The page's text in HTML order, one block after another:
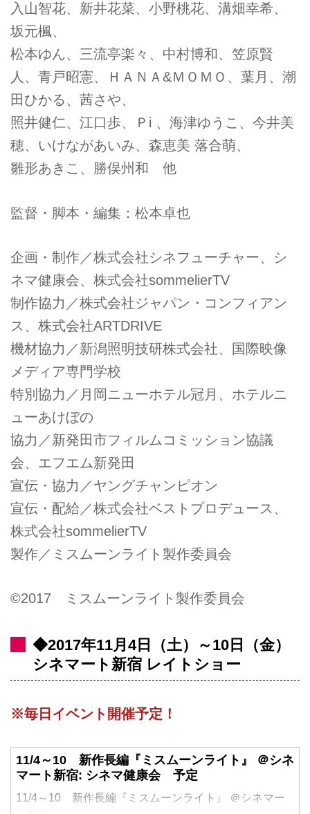
入山智花、新井花菜、小野桃花、溝畑幸希、
坂元楓、
松本ゆん、三流亭楽々、中村博和、笠原賢
人、青戸昭憲、ＨＡＮＡ&ＭＯＭＯ、葉月、潮
田ひかる、茜さや、
照井健仁、江口歩、Ｐi 、海津ゆうこ、今井美
穂、いけながあいみ、森恵美 落合萌、
雛形あきこ、勝俣州和 他
監督・脚本・編集：松本卓也
企画・制作／株式会社シネフューチャー、シ
ネマ健康会、株式会社sommelierTV
制作協力／株式会社ジャパン・コンフィアン
ス、株式会社ARTDRIVE
機材協力／新潟照明技研株式会社、国際映像
メディア専門学校
特別協力／月岡ニューホテル冠月、ホテルニ
ューあけぼの
協力／新発田市フィルムコミッション協議
会、エフエム新発田
宣伝・協力／ヤングチャンピオン
宣伝・配給／株式会社ベストプロデュース、
株式会社sommelierTV
製作／ミスムーンライト製作委員会
©2017 ミスムーンライト製作委員会
◆2017年11月4日（土）～10日（金）
シネマート新宿 レイトショー
※毎日イベント開催予定！
11/4～10 新作長編『ミスムーンライト』 ＠シネ
マート新宿: シネマ健康会 予定
11/4～10 新作長編『ミスムーンライト』 ＠シネマー